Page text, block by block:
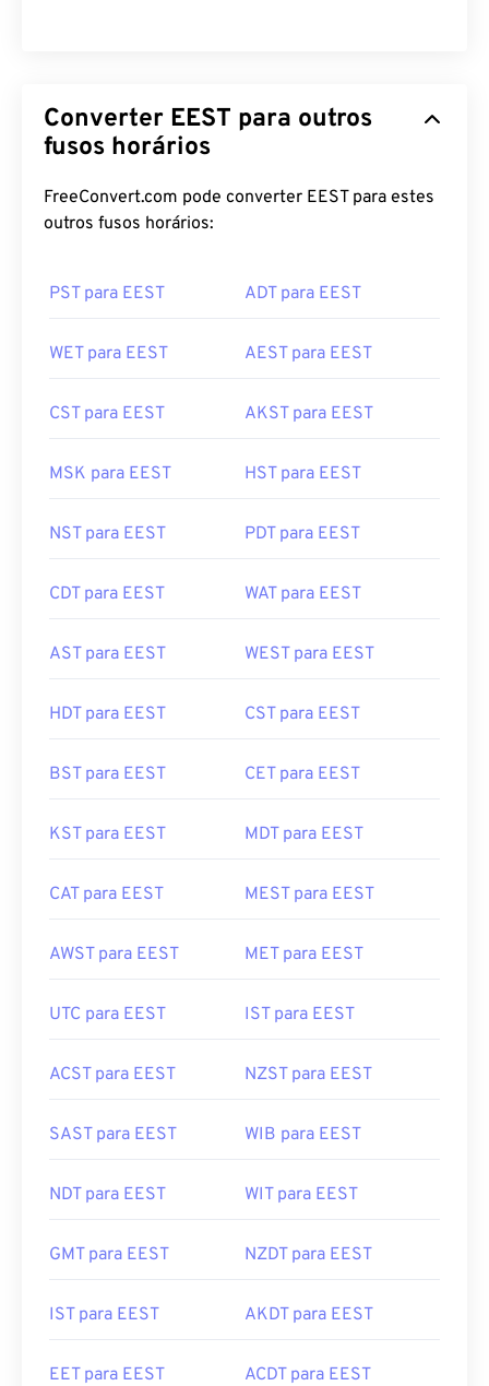
Converter EEST para outros
fusos horários
FreeConvert.com pode converter EEST para estes
outros fusos horários:
PST para EEST ADT para EEST
WET para EEST AEST para EEST
CST para EEST AKST para EEST
MSK para EEST HST para EEST
NST para EEST PDT para EEST
CDT para EEST WAT para EEST
AST para EEST WEST para EEST
HDT para EEST CST para EEST
BST para EEST CET para EEST
KST para EEST MDT para EEST
CAT para EEST MEST para EEST
AWST para EEST MET para EEST
UTC para EEST IST para EEST
ACST para EEST NZST para EEST
SAST para EEST WIB para EEST
NDT para EEST WIT para EEST
GMT para EEST NZDT para EEST
IST para EEST AKDT para EEST
EET para EEST ACDT para EEST